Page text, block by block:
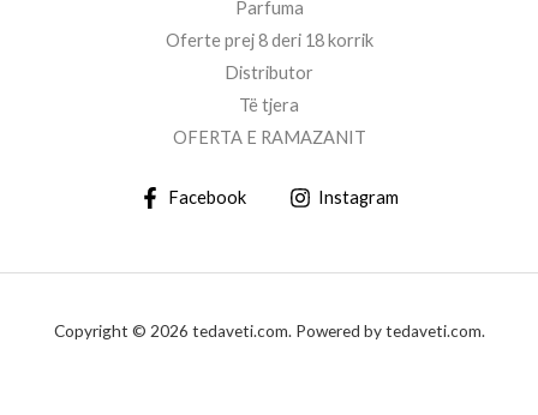
Parfuma
Oferte prej 8 deri 18 korrik
Distributor
Të tjera
OFERTA E RAMAZANIT
Facebook Instagram
Copyright © 2026 tedaveti.com. Powered by tedaveti.com.